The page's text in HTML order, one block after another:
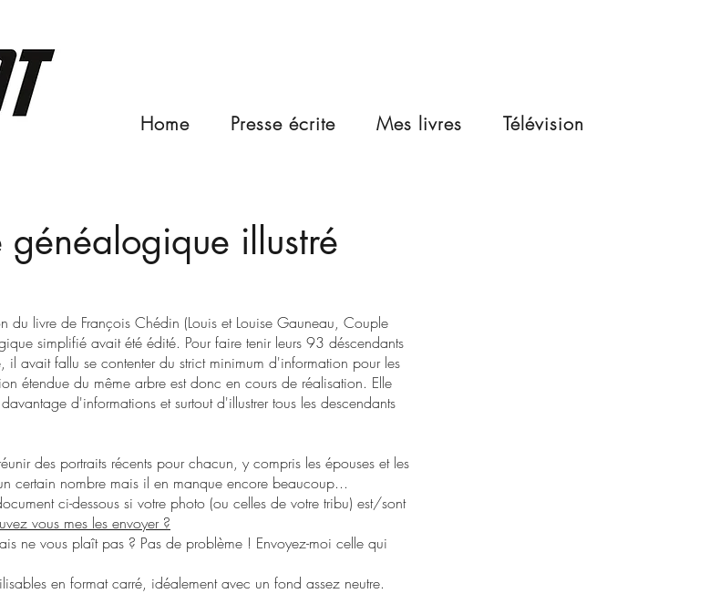
Home Presse écrite Mes livres Télévision
généalogique illustré
livre de François Chédin (Louis et Louise Gauneau, Couple
simplifié avait été édité. Pour faire tenir leurs 93 déscendants
avait fallu se contenter du strict minimum d'information pour les
étendue du même arbre est donc en cours de réalisation. Elle
d'informations et surtout d'illustrer tous les descendants
des portraits récents pour chacun, y compris les épouses et les
certain nombre mais il en manque encore beaucoup...
ci-dessous si votre photo (ou celles de votre tribu) est/sont
vous mes les envoyer ?
ne vous plaît pas ? Pas de problème ! Envoyez-moi celle qui
en format carré, idéalement avec un fond assez neutre.